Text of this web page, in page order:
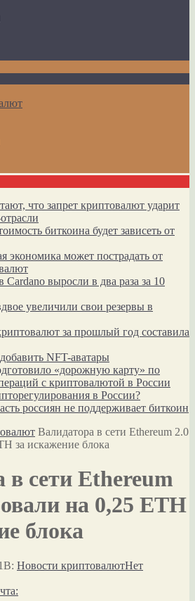
что запрет криптовалют ударит
биткоина будет зависеть от
экономика может пострадать от
Cardano выросли в два раза за 10
увеличили свои резервы в
за прошлый год составила
NFT-аватары
«дорожную карту» по
с криптовалютой в России
в России?
россиян не поддерживает биткоин
Валидатора в сети Ethereum 2.0
за искажение блока
в сети Ethereum
на 0,25 ETH
блока
В: Новости криптовалютНет